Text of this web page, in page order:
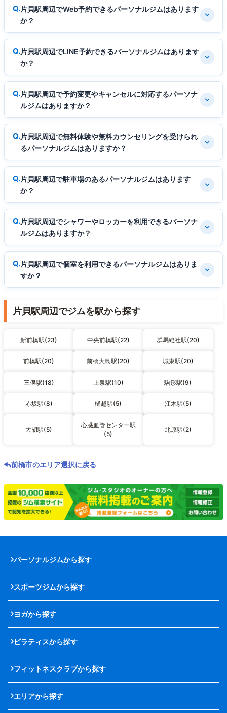
片貝駅周辺でWeb予約できるパーソナルジムはあります
か？
片貝駅周辺でLINE予約できるパーソナルジムはあります
か？
片貝駅周辺で予約変更やキャンセルに対応するパーソナ
ルジムはありますか？
片貝駅周辺で無料体験や無料カウンセリングを受けられ
るパーソナルジムはありますか？
片貝駅周辺で駐車場のあるパーソナルジムはあります
か？
片貝駅周辺でシャワーやロッカーを利用できるパーソナ
ルジムはありますか？
片貝駅周辺で個室を利用できるパーソナルジムはありま
すか？
片貝駅周辺でジムを駅から探す
新前橋駅(23) 中央前橋駅(22) 群馬総社駅(20)
前橋駅(20) 前橋大島駅(20) 城東駅(20)
三俣駅(18) 上泉駅(10) 駒形駅(9)
赤坂駅(8) 樋越駅(5) 江木駅(5)
大胡駅(5)
心臓血管センター駅
(5)
北原駅(2)
前橋市のエリア選択に戻る
パーソナルジムから探す
スポーツジムから探す
ヨガから探す
ピラティスから探す
フィットネスクラブから探す
エリアから探す